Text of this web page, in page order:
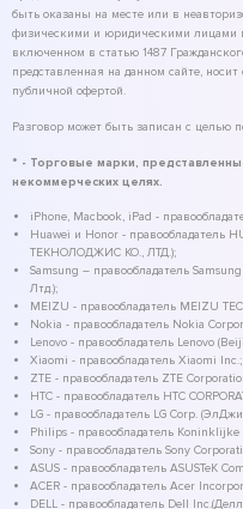
быть оказаны на месте или в
физическими и юридическими лицами
включенном в статью 1487
представленная на данном сайте,
публичной офертой.
Разговор может быть записан с целью
* - Торговые марки,
некоммерческих целях.
iPhone, Macbook, iPad -
Huawei и Honor - правообладатель
ТЕКНОЛОДЖИС КО., ЛТД.);
Samsung – правообладатель
Лтд.);
MEIZU - правообладатель MEIZU
Nokia - правообладатель Nokia
Lenovo - правообладатель Lenovo
Xiaomi - правообладатель Xiaomi Inc.;
ZTE - правообладатель ZTE
HTC - правообладатель HTC
LG - правообладатель LG Corp.
Philips - правообладатель
Sony - правообладатель Sony
ASUS - правообладатель ASUSTeK
ACER - правообладатель Acer
DELL - правообладатель Dell